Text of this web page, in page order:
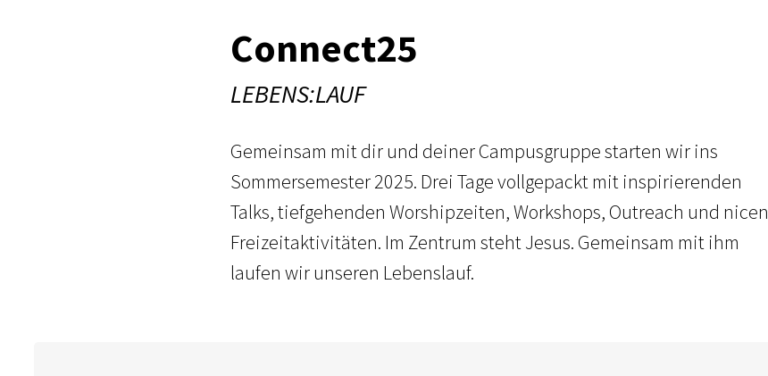
Connect25
LEBENS:LAUF
Gemeinsam mit dir und deiner Campusgruppe starten wir ins
Sommersemester 2025. Drei Tage vollgepackt mit inspirierenden
Talks, tiefgehenden Worshipzeiten, Workshops, Outreach und nicen
Freizeitaktivitäten. Im Zentrum steht Jesus. Gemeinsam mit ihm
laufen wir unseren Lebenslauf.